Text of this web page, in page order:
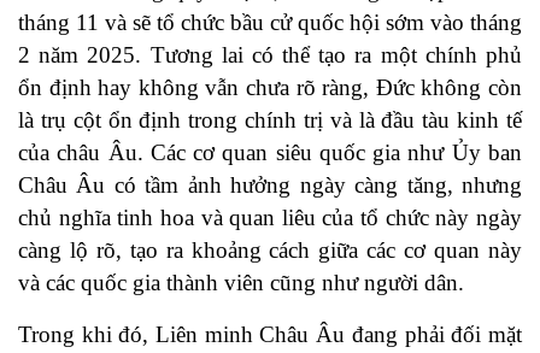
tháng 11 và sẽ tổ chức bầu cử quốc hội sớm vào tháng
2 năm 2025. Tương lai có thể tạo ra một chính phủ
ổn định hay không vẫn chưa rõ ràng, Đức không còn
là trụ cột ổn định trong chính trị và là đầu tàu kinh tế
của châu Âu. Các cơ quan siêu quốc gia như Ủy ban
Châu Âu có tầm ảnh hưởng ngày càng tăng, nhưng
chủ nghĩa tinh hoa và quan liêu của tổ chức này ngày
càng lộ rõ, tạo ra khoảng cách giữa các cơ quan này
và các quốc gia thành viên cũng như người dân.
Trong khi đó, Liên minh Châu Âu đang phải đối mặt